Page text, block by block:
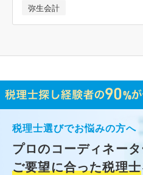
弥生会計
税理士選びでお悩みの方へ
プロのコーディネー
ご要望に合った税理士